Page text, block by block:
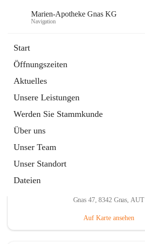
Marien-Apotheke Gnas KG
Navigation
Start
Öffnungszeiten
Aktuelles
Unsere Leistungen
Werden Sie Stammkunde
Über uns
Unser Team
Unser Standort
Dateien
Externe Webseite
in
Tab
Ärztliche Bereitschaftsdienste
Externe Webseite
öffnet
in
neuem
Tab
Gnas 47, 8342 Gnas, AUT
Auf Karte ansehen